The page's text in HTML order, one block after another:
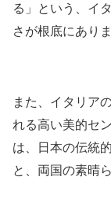
る」という、イ
さが根底にありま
また、イタリア
れる高い美的セ
は、日本の伝統
と、両国の素晴